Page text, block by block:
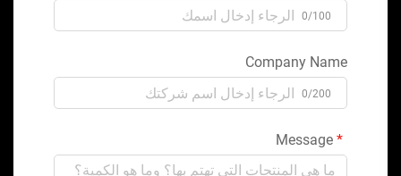
0/100
Company Name
0/200